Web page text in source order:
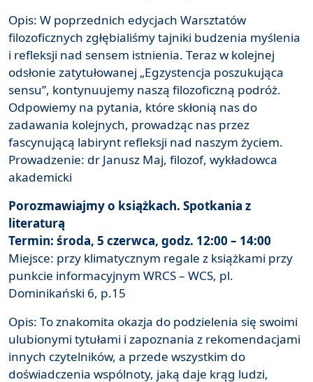
Opis: W poprzednich edycjach Warsztatów
filozoficznych zgłębialiśmy tajniki budzenia myślenia
i refleksji nad sensem istnienia. Teraz w kolejnej
odsłonie zatytułowanej „Egzystencja poszukująca
sensu”, kontynuujemy naszą filozoficzną podróż.
Odpowiemy na pytania, które skłonią nas do
zadawania kolejnych, prowadząc nas przez
fascynującą labirynt refleksji nad naszym życiem.
Prowadzenie: dr Janusz Maj, filozof, wykładowca
akademicki
Porozmawiajmy o książkach. Spotkania z
literaturą
Termin: środa, 5 czerwca, godz. 12:00 – 14:00
Miejsce: przy klimatycznym regale z książkami przy
punkcie informacyjnym WRCS – WCS, pl.
Dominikański 6, p.15
Opis: To znakomita okazja do podzielenia się swoimi
ulubionymi tytułami i zapoznania z rekomendacjami
innych czytelników, a przede wszystkim do
doświadczenia wspólnoty, jaką daje krąg ludzi,